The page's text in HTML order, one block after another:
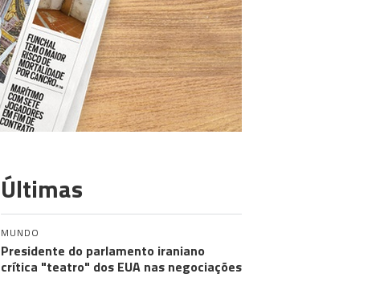
Últimas
MUNDO
Presidente do parlamento iraniano
crítica "teatro" dos EUA nas negociações